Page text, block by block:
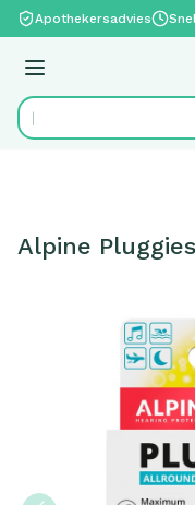
Ga naar de inhoud
Apothekersadvies
Menu
Product, merk,
Alpine